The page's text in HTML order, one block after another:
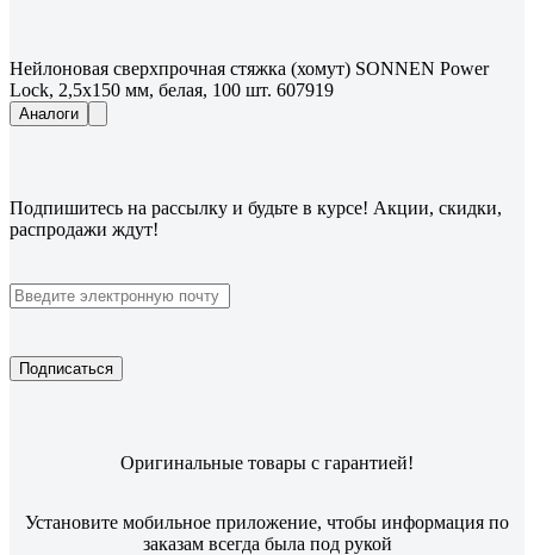
Нейлоновая сверхпрочная стяжка (хомут) SONNEN Power
Lock, 2,5x150 мм, белая, 100 шт. 607919
Аналоги
Подпишитесь на рассылку и будьте в курсе! Акции, скидки,
распродажи ждут!
Подписаться
Оригинальные товары с гарантией!
Установите мобильное приложение, чтобы информация по
заказам всегда была под рукой